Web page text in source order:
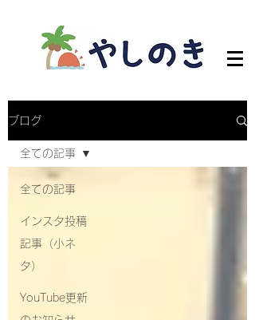
ブログ
全ての記事
インスタ投稿
記事（小ネ
タ）
YouTube更新
全ての記事